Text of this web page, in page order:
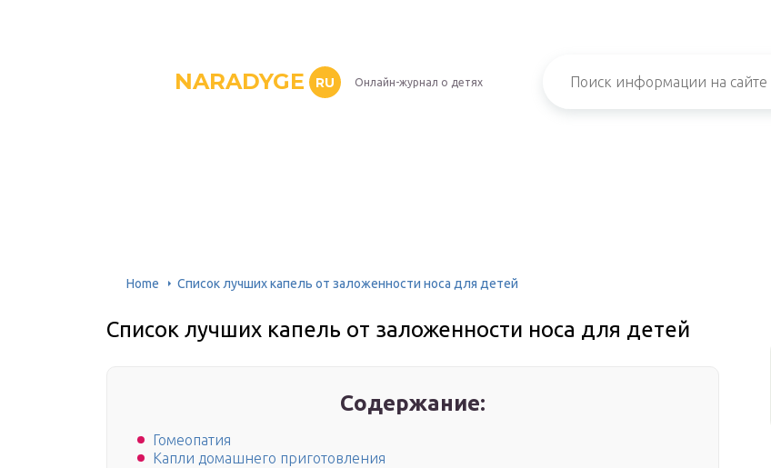
NARADYGE RU Онлайн-журнал о детях
Home Список лучших капель от заложенности носа для детей
Список лучших капель от заложенности носа для детей
Содержание:
Гомеопатия
Капли домашнего приготовления